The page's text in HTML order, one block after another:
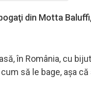
din Motta
în România, cu
să le bage, așa